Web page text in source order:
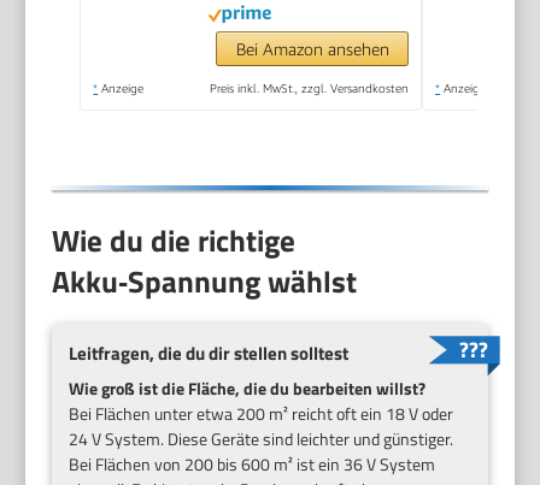
28 L Fangsack)
Bei Amazon ansehen
* Anzeige Preis inkl. MwSt., zzgl. Versandkosten * Anzeige
Wie du die richtige
Akku‑Spannung wählst
Leitfragen, die du dir stellen solltest
Wie groß ist die Fläche, die du bearbeiten willst?
Bei Flächen unter etwa 200 m² reicht oft ein 18 V oder
24 V System. Diese Geräte sind leichter und günstiger.
Bei Flächen von 200 bis 600 m² ist ein 36 V System